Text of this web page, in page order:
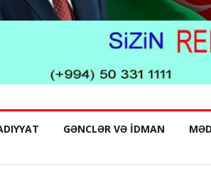
GƏNCLƏR VƏ İDMAN